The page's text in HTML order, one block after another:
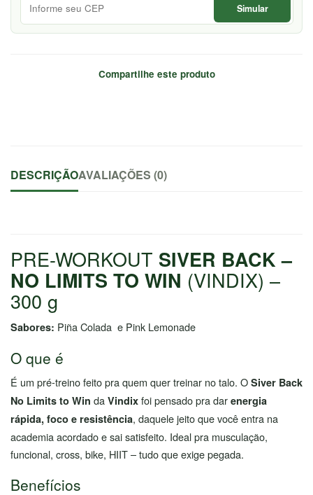
Simular
Compartilhe este produto
DESCRIÇÃOAVALIAÇÕES (0)
PRE-WORKOUT SIVER BACK –
NO LIMITS TO WIN (VINDIX) –
300 g
Sabores: Piña Colada e Pink Lemonade
O que é
É um pré-treino feito pra quem quer treinar no talo. O Siver Back
No Limits to Win da Vindix foi pensado pra dar energia
rápida, foco e resistência, daquele jeito que você entra na
academia acordado e sai satisfeito. Ideal pra musculação,
funcional, cross, bike, HIIT – tudo que exige pegada.
Benefícios